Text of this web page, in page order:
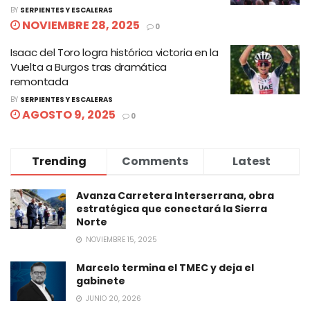
BY SERPIENTES Y ESCALERAS
NOVIEMBRE 28, 2025 0
Isaac del Toro logra histórica victoria en la
Vuelta a Burgos tras dramática
remontada
BY SERPIENTES Y ESCALERAS
AGOSTO 9, 2025 0
Trending Comments Latest
Avanza Carretera Interserrana, obra
estratégica que conectará la Sierra
Norte
NOVIEMBRE 15, 2025
Marcelo termina el TMEC y deja el
gabinete
JUNIO 20, 2026